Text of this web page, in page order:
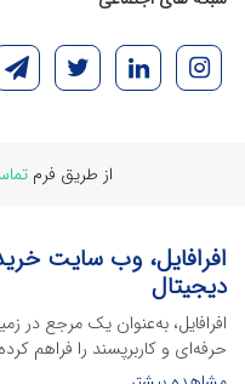
از طریق فرم
افرافایل، وب سایت
دیجیتال
افرافایل، به‌عنوان یک مرجع در
حرفه‌ای و کاربرپسند را فراهم
طراحان، دانشجویان و